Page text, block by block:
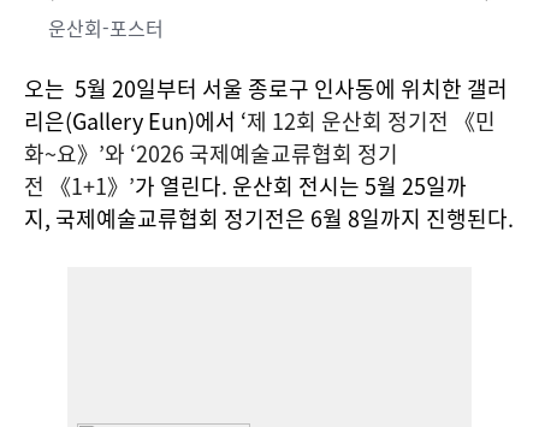
운산회-포스터
오는 5월 20일부터 서울 종로구 인사동에 위치한 갤러
리은(Gallery Eun)에서 ‘제 12회 운산회 정기전 《민
화~요》’와 ‘2026 국제예술교류협회 정기
전 《1+1》’가 열린다. 운산회 전시는 5월 25일까
지, 국제예술교류협회 정기전은 6월 8일까지 진행된다.